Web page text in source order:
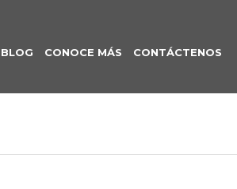
BLOG CONOCE MÁS CONTÁCTENOS